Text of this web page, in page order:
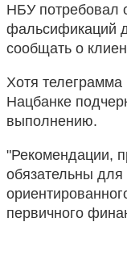
НБУ потребовал
фальсификаций
сообщать о
Хотя
Нацбанке
выполнению.
"Рекомендации,
обязательны для
первичного